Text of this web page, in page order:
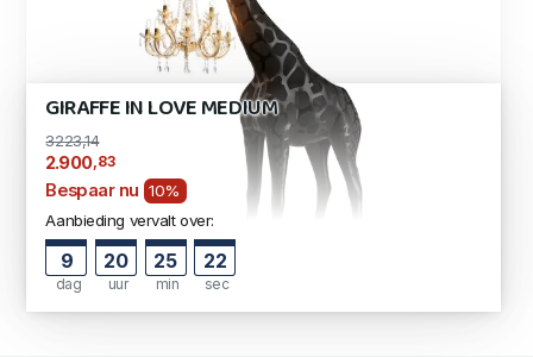
GIRAFFE IN LOVE MEDIUM
3223,14
2.900 ,83
Bespaar nu 10%
Aanbieding vervalt over:
9
dag
20
uur
25
min
22
sec